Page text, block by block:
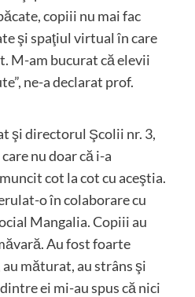
copiii nu mai fac
şi spaţiul virtual în care
M-am bucurat că elevii
ne-a declarat prof.
şi directorul Şcolii nr. 3,
nu doar că i-a
cot la cot cu aceştia.
o în colaborare cu
Mangalia. Copiii au
Au fost foarte
au măturat, au strâns şi
ei mi-au spus că nici